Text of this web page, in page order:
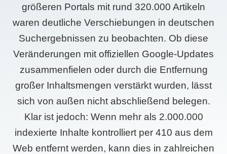
größeren Portals mit rund 320.000 Artikeln
waren deutliche Verschiebungen in deutschen
Suchergebnissen zu beobachten. Ob diese
Veränderungen mit offiziellen Google-Updates
zusammenfielen oder durch die Entfernung
großer Inhaltsmengen verstärkt wurden, lässt
sich von außen nicht abschließend belegen.
Klar ist jedoch: Wenn mehr als 2.000.000
indexierte Inhalte kontrolliert per 410 aus dem
Web entfernt werden, kann dies in zahlreichen